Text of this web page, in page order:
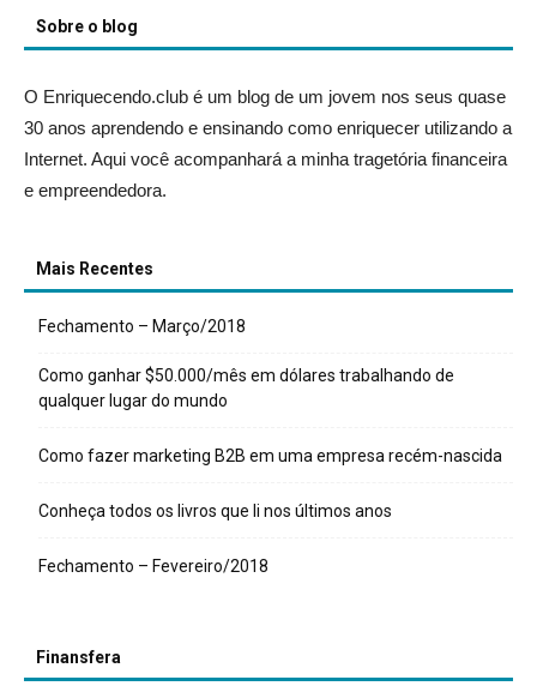
Sobre o blog
O Enriquecendo.club é um blog de um jovem nos seus quase
30 anos aprendendo e ensinando como enriquecer utilizando a
Internet. Aqui você acompanhará a minha tragetória financeira
e empreendedora.
Mais Recentes
Fechamento – Março/2018
Como ganhar $50.000/mês em dólares trabalhando de
qualquer lugar do mundo
Como fazer marketing B2B em uma empresa recém-nascida
Conheça todos os livros que li nos últimos anos
Fechamento – Fevereiro/2018
Finansfera